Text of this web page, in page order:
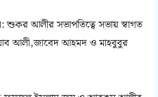
শুকর আলীর সভাপতিত্বে সভায় স্বাগত
আলী,জাবেদ আহমদ ও মাহবুবুর